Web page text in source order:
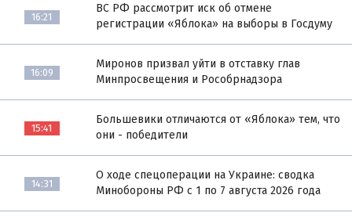
16:21
ВС РФ рассмотрит иск об отмене
регистрации «Яблока» на выборы в Госдуму
16:09
Миронов призвал уйти в отставку глав
Минпросвещения и Рособрнадзора
15:41
Большевики отличаются от «Яблока» тем, что
они - победители
14:31
О ходе спецоперации на Украине: сводка
Минобороны РФ с 1 по 7 августа 2026 года